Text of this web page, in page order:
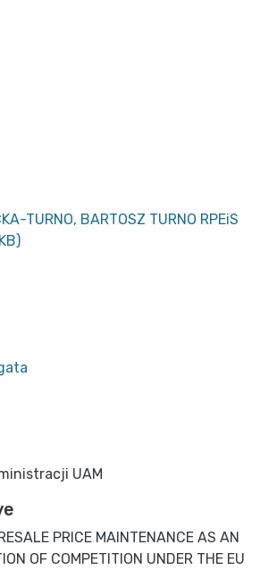
TURNO, BARTOSZ TURNO RPEiS
UAM
PRICE MAINTENANCE AS AN
OF COMPETITION UNDER THE EU